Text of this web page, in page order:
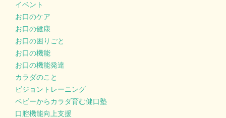
イベント
お口のケア
お口の健康
お口の困りごと
お口の機能
お口の機能発達
カラダのこと
ビジョントレーニング
ベビーからカラダ育む健口塾
口腔機能向上支援